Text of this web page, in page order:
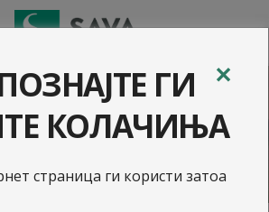
за
✕
ГИ
КОЛАЧИЊА
страница ги користи затоа